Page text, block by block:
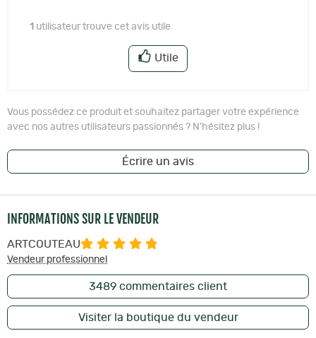
1 utilisateur trouve cet avis utile
Utile
Vous possédez ce produit et souhaitez partager votre expérience
avec nos autres utilisateurs passionnés ? N'hésitez plus !
Écrire un avis
INFORMATIONS SUR LE VENDEUR
ARTCOUTEAU
Vendeur professionnel
3489 commentaires client
Visiter la boutique du vendeur